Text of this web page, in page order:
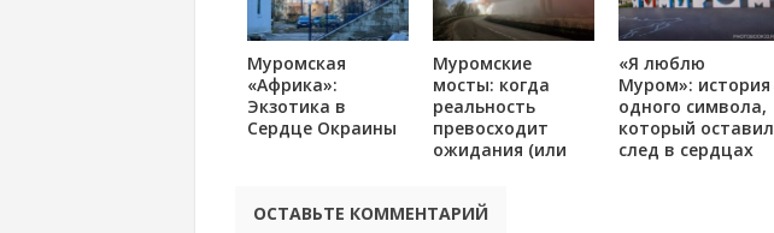
Муромская
«Африка»:
Экзотика в
Сердце Окраины
Муромские
мосты: когда
реальность
превосходит
ожидания (или
«Я люблю
Муром»: история
одного символа,
который оставил
след в сердцах
ОСТАВЬТЕ КОММЕНТАРИЙ